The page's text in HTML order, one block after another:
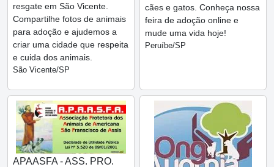
resgate em São Vicente.
Compartilhe fotos de animais
para adoção e ajudemos a
criar uma cidade que respeita
e cuida dos animais.
São Vicente/SP
cães e gatos. Conheça nossa
feira de adoção online e
mude uma vida hoje!
Peruíbe/SP
APAASFA - ASS. PRO.